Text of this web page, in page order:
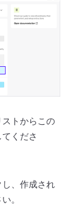
ストからこの
くださ
し、作成され
。